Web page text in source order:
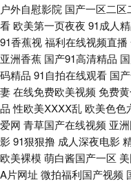
www欧美成人 国内精品tp天
线观看 wwwc片资源视频 韩
小说网站 91国产高清视频
亚洲成人黄色网址 91手机在
91 香蕉av福利资源在线 91茄
户外自慰影院 国产一区二区
看 欧美第一页夜夜 91成人
91香蕉视福利在线视频直播
亚洲香蕉 国产91高清精品
码精品 91自拍在线观看 国
妻在线免费欧美视频 免费
品 性欧美ⅩⅩⅩⅩ乱 欧美色色
爱网 青草国产在线视频 亚
影91狠狠撸 成人深夜电影
欧美裸模 萌白酱国产一区
A片网址 微拍福利国产视频